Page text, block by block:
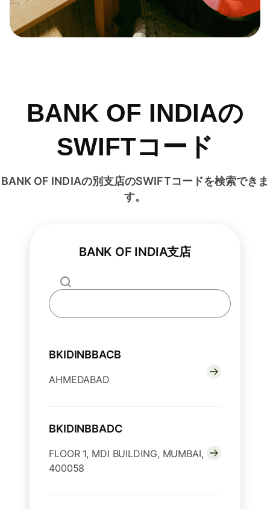
BANK OF INDIAの
SWIFTコード
BANK OF INDIAの別支店のSWIFTコードを検索できま
す。
BANK OF INDIA支店
BKIDINBBACB
AHMEDABAD
BKIDINBBADC
FLOOR 1, MDI BUILDING, MUMBAI,
400058